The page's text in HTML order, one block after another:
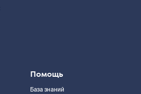
Помощь
База знаний